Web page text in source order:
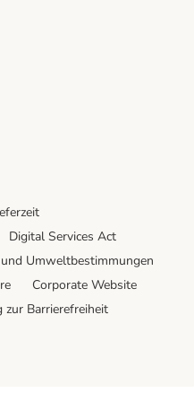
Digital Services Act
Umweltbestimmungen
Corporate Website
zur Barrierefreiheit